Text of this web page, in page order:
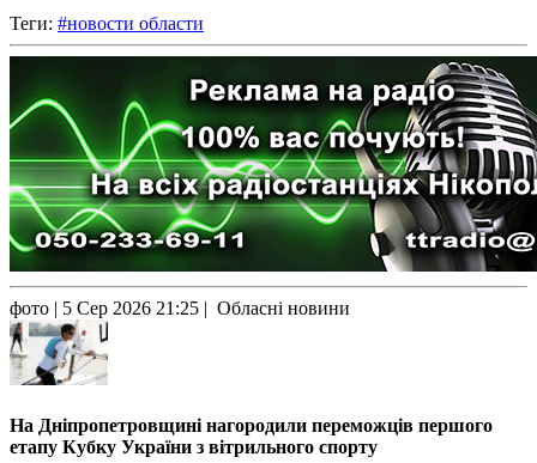
Теги: #новости области
фото | 5 Сер 2026 21:25 | Обласні новини
На Дніпропетровщині нагородили переможців першого
етапу Кубку України з вітрильного спорту